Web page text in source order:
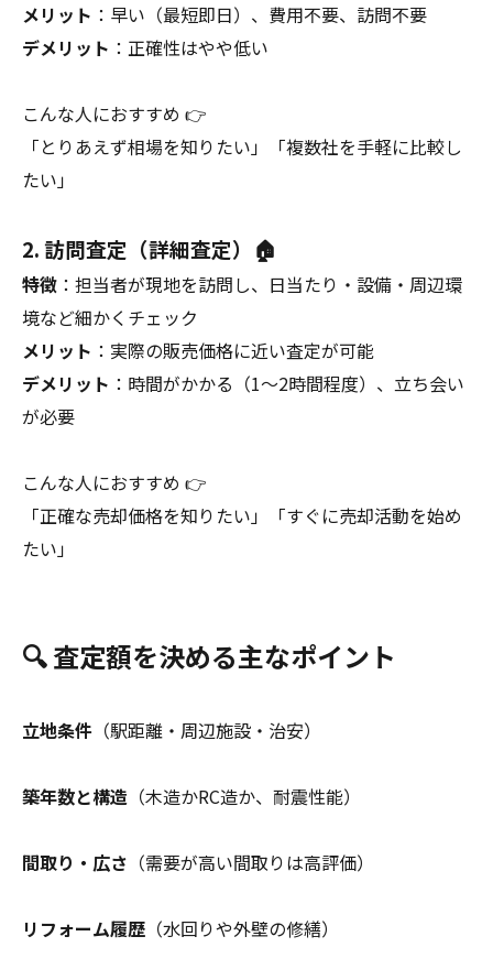
メリット ：早い（最短即日）、費用不要、訪問不要
デメリット ：正確性はやや低い
こんな人におすすめ 👉
「とりあえず相場を知りたい」「複数社を手軽に比較し
たい」
2. 訪問査定（詳細査定）🏠
特徴 ：担当者が現地を訪問し、日当たり・設備・周辺環
境など細かくチェック
メリット ：実際の販売価格に近い査定が可能
デメリット ：時間がかかる（1〜2時間程度）、立ち会い
が必要
こんな人におすすめ 👉
「正確な売却価格を知りたい」「すぐに売却活動を始め
たい」
🔍 査定額を決める主なポイント
立地条件 （駅距離・周辺施設・治安）
築年数と構造 （木造かRC造か、耐震性能）
間取り・広さ （需要が高い間取りは高評価）
リフォーム履歴 （水回りや外壁の修繕）